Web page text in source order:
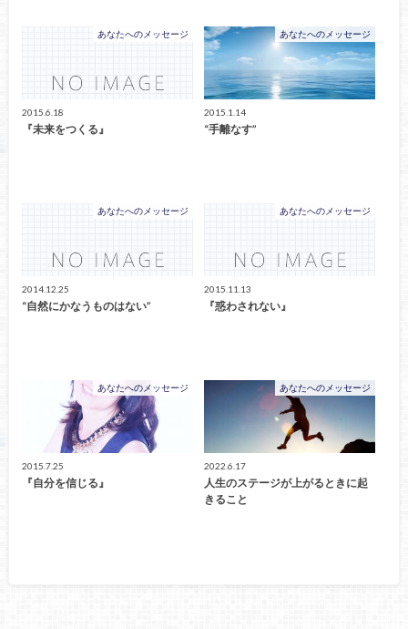
あなたへのメッセージ
2015.6.18
『未来をつくる』
あなたへのメッセージ
2015.1.14
“手離なす”
あなたへのメッセージ
2014.12.25
“自然にかなうものはない”
あなたへのメッセージ
2015.11.13
『惑わされない』
あなたへのメッセージ
2015.7.25
『自分を信じる』
あなたへのメッセージ
2022.6.17
人生のステージが上がるときに起
きること